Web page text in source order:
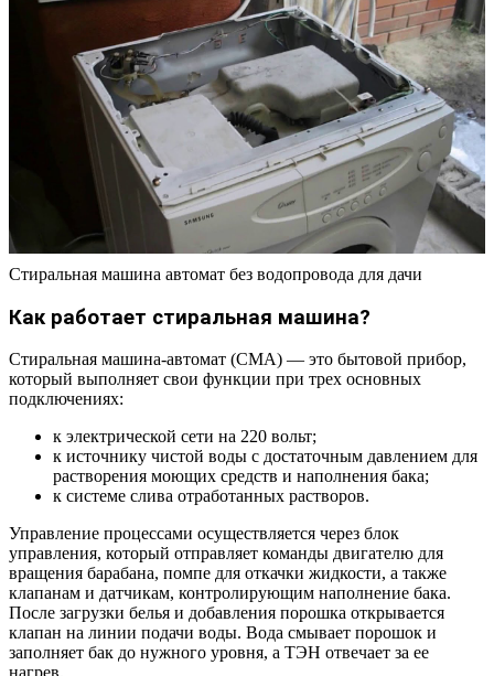
Стиральная машина автомат без водопровода для дачи
Как работает стиральная машина?
Стиральная машина-автомат (СМА) — это бытовой прибор,
который выполняет свои функции при трех основных
подключениях:
к электрической сети на 220 вольт;
к источнику чистой воды с достаточным давлением для
растворения моющих средств и наполнения бака;
к системе слива отработанных растворов.
Управление процессами осуществляется через блок
управления, который отправляет команды двигателю для
вращения барабана, помпе для откачки жидкости, а также
клапанам и датчикам, контролирующим наполнение бака.
После загрузки белья и добавления порошка открывается
клапан на линии подачи воды. Вода смывает порошок и
заполняет бак до нужного уровня, а ТЭН отвечает за ее